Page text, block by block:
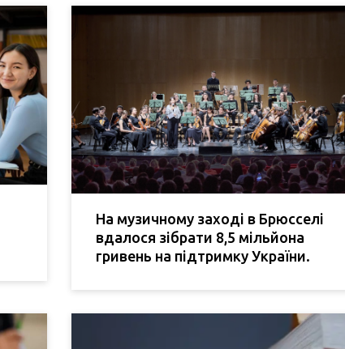
На музичному заході в Брюсселі
вдалося зібрати 8,5 мільйона
гривень на підтримку України.